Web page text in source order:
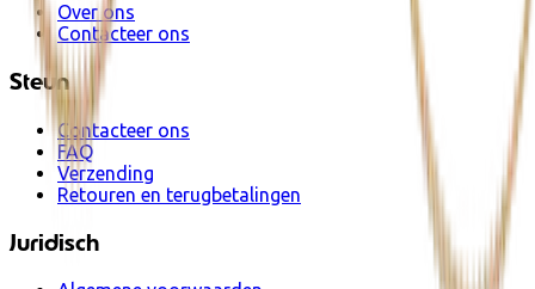
Over ons
Contacteer ons
Steun
Contacteer ons
FAQ
Verzending
Retouren en terugbetalingen
Juridisch